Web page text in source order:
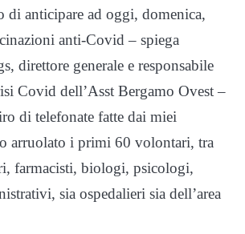
di anticipare ad oggi, domenica,
anti-Covid – spiega
direttore generale e responsabile
Covid dell’Asst Bergamo Ovest –
di telefonate fatte dai miei
arruolato i primi 60 volontari, tra
farmacisti, biologi, psicologi,
sia ospedalieri sia dell’area